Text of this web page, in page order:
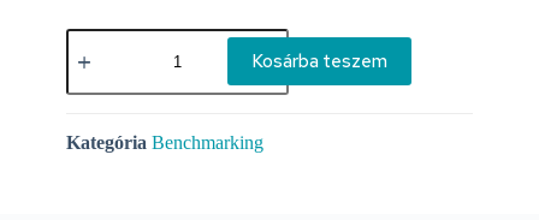
Kosárba teszem
Kategória Benchmarking